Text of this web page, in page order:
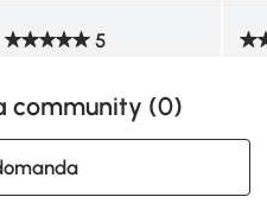
5
community (0)